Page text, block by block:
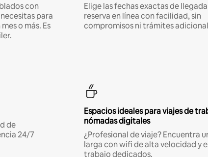
con
para
o más. Es
Elige las fechas exactas de
reserva en línea con facilidad, sin
compromisos ni trámites
de
24/7
Espacios ideales para viajes de
nómadas digitales
¿Profesional de viaje? Encuentra
larga con wifi de alta velocidad y
trabajo dedicados.